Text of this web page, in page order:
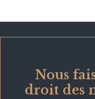
Nous
droit des